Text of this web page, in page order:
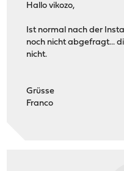
Hallo vikozo,
Ist normal nach der
noch nicht abgefragt...
nicht.
Grüsse
Franco